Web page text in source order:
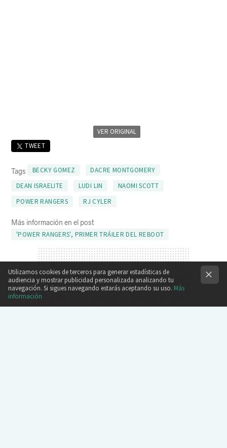
VER ORIGINAL
TWEET
Tags BECKY GOMEZ
DACRE MONTGOMERY
DEAN ISRAELITE
LUDI LIN
NAOMI SCOTT
POWER RANGERS
RJ CYLER
Más información en el post
'POWER RANGERS', PRIMER TRÁILER DEL REBOOT
Utilizamos cookies de terceros para generar estadísticas de
audiencia y mostrar publicidad personalizada analizando tu
navegación. Si sigues navegando estarás aceptando su uso. Más
información